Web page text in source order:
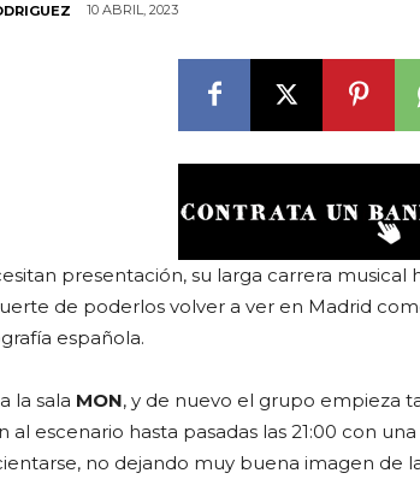
10 ABRIL, 2023
presentación, su larga carrera
de poderlos volver a ver en Madrid
española.
la sala MON, y de nuevo el grupo empieza
al escenario hasta pasadas las 21:00 con
no dejando muy buena imagen de